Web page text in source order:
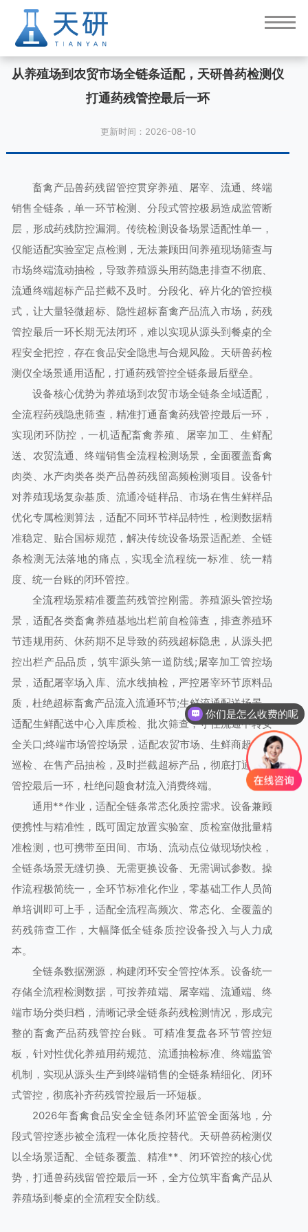
从养殖场到农贸市场全链条适配，天研兽药检测仪
打通药残管控最后一环
更新时间：2026-08-10
畜禽产品兽药残留管控贯穿养殖、屠宰、流通、终端
销售全链条，单一环节检测、分段式管控极易造成监管断
层，形成药残防控漏洞。传统检测设备场景适配性单一，
仅能适配实验室定点检测，无法兼顾田间养殖现场筛查与
市场终端流动抽检，导致养殖源头用药隐患排查不彻底、
流通终端超标产品拦截不及时。分段化、碎片化的管控模
式，让大量轻微超标、隐性超标畜禽产品流入市场，药残
管控最后一环长期无法闭环，难以实现从源头到餐桌的全
程安全把控，存在食品安全隐患与合规风险。天研兽药检
测仪全场景通用适配，打通药残管控全链条最后壁垒。
设备核心优势为养殖场到农贸市场全链条全域适配，
全流程药残隐患筛查，精准打通畜禽药残管控最后一环，
实现闭环防控，一机适配畜禽养殖、屠宰加工、生鲜配
送、农贸流通、终端销售全流程检测场景，全面覆盖畜禽
肉类、水产肉类各类产品兽药残留高频检测项目。设备针
对养殖现场复杂基质、流通冷链样品、市场在售生鲜样品
优化专属检测算法，适配不同环节样品特性，检测数据精
准稳定、贴合国标规范，解决传统设备场景适配差、全链
条检测无法落地的痛点，实现全流程统一标准、统一精
度、统一台账的闭环管控。
全流程场景精准覆盖药残管控刚需。养殖源头管控场
景，适配各类畜禽养殖基地出栏前自检筛查，排查养殖环
节违规用药、休药期不足导致的药残超标隐患，从源头把
控出栏产品品质，筑牢源头第一道防线;屠宰加工管控场
景，适配屠宰场入库、流水线抽检，严控屠宰环节原料品
质，杜绝超标畜禽产品流入流通环节;生鲜流通配送场景，
适配生鲜配送中心入库质检、批次筛查，守住流通中转安
全关口;终端市场管控场景，适配农贸市场、生鲜商超日常
巡检、在售产品抽检，及时拦截超标产品，彻底打通药残
管控最后一环，杜绝问题食材流入消费终端。
通用**作业，适配全链条常态化质控需求。设备兼顾
便携性与精准性，既可固定放置实验室、质检室做批量精
准检测，也可携带至田间、市场、流动点位做现场快检，
全链条场景无缝切换、无需更换设备、无需调试参数。操
作流程极简统一，全环节标准化作业，零基础工作人员简
单培训即可上手，适配全流程高频次、常态化、全覆盖的
药残筛查工作，大幅降低全链条质控设备投入与人力成
本。
全链条数据溯源，构建闭环安全管控体系。设备统一
存储全流程检测数据，可按养殖端、屠宰端、流通端、终
端市场分类归档，清晰记录全链条药残检测情况，形成完
整的畜禽产品药残管控台账。可精准复盘各环节管控短
板，针对性优化养殖用药规范、流通抽检标准、终端监管
机制，实现从源头生产到终端销售的全链条精细化、闭环
式管控，彻底补齐药残管控最后一环短板。
2026年畜禽食品安全全链条闭环监管全面落地，分
段式管控逐步被全流程一体化质控替代。天研兽药检测仪
以全场景适配、全链条覆盖、精准**、闭环管控的核心优
势，打通兽药残留管控最后一环，全方位筑牢畜禽产品从
养殖场到餐桌的全流程安全防线。
你们是怎么收费的呢